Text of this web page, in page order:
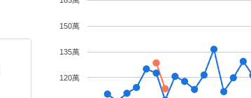
120萬
135萬
150萬